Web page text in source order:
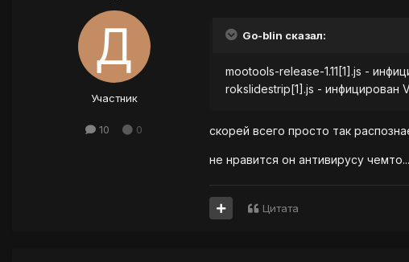
Участник
10 0
Go-blin сказал:
mootools-release-1.11[1].js -
rokslidestrip[1].js - инфицирован
скорей всего просто так
не нравится он антивирусу чемто...
Цитата